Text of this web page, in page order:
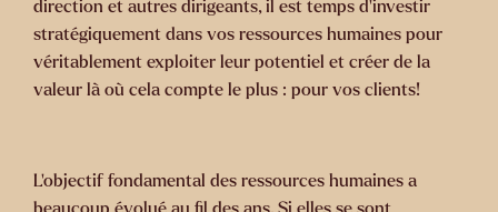
direction et autres dirigeants, il est temps d’investir
stratégiquement dans vos ressources humaines pour
véritablement exploiter leur potentiel et créer de la
valeur là où cela compte le plus : pour vos clients!
L’objectif fondamental des ressources humaines a